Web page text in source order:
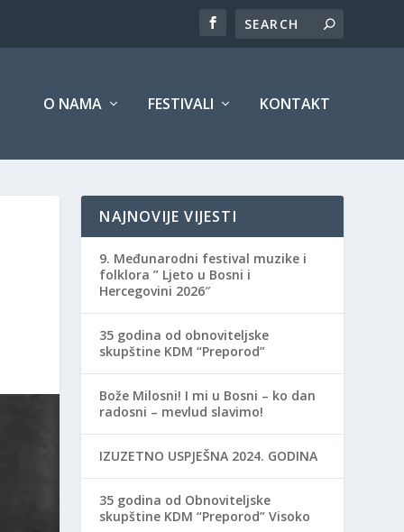
O NAMA FESTIVALI KONTAKT
NAJNOVIJE VIJESTI
9. Međunarodni festival muzike i
folklora ” Ljeto u Bosni i
Hercegovini 2026″
35 godina od obnoviteljske
skupštine KDM “Preporod”
Bože Milosni! I mi u Bosni – ko dan
radosni – mevlud slavimo!
IZUZETNO USPJEŠNA 2024. GODINA
35 godina od Obnoviteljske
skupštine KDM “Preporod” Visoko